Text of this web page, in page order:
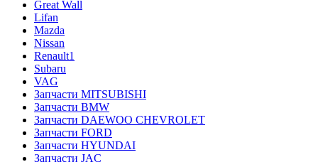
Great Wall
Lifan
Mazda
Nissan
Renault1
Subaru
VAG
Запчасти MITSUBISHI
Запчасти BMW
Запчасти DAEWOO CHEVROLET
Запчасти FORD
Запчасти HYUNDAI
Запчасти JAC